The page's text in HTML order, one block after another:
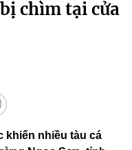
chìm tại cửa
khiến nhiều tàu cá